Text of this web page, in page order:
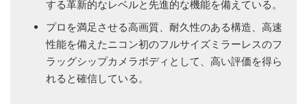
する革新的なレベルと先進的な機能を備えている。
プロを満足させる高画質、耐久性のある構造、高速
性能を備えたニコン初のフルサイズミラーレスのフ
ラッグシップカメラボディとして、高い評価を得ら
れると確信している。